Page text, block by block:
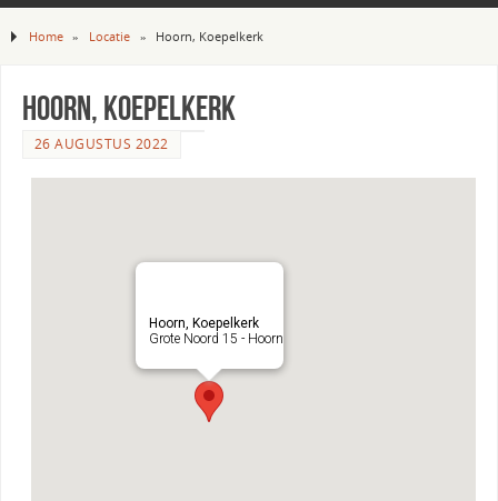
Home » Locatie » Hoorn, Koepelkerk
Hoorn, Koepelkerk
26 AUGUSTUS 2022
Hoorn, Koepelkerk
Grote Noord 15 - Hoorn